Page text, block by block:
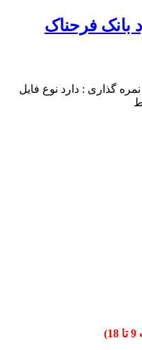
بانک فرحناک
: دارد نمره گذاری : دارد نوع فایل